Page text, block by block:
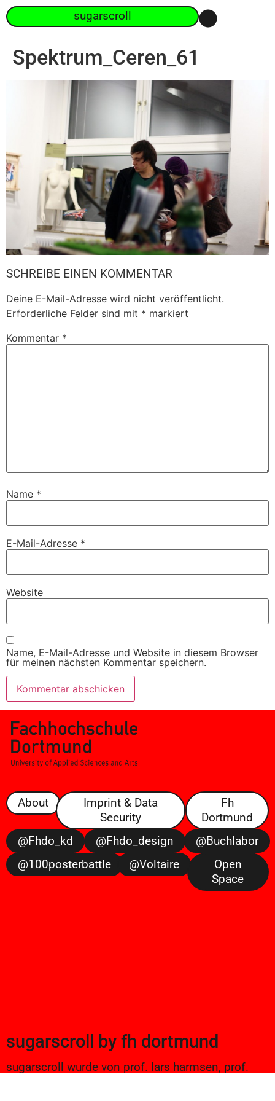
sugarscroll
Spektrum_Ceren_61
SCHREIBE EINEN KOMMENTAR
Deine E-Mail-Adresse wird nicht veröffentlicht.
Erforderliche Felder sind mit * markiert
Kommentar *
Name *
E-Mail-Adresse *
Website
Name, E-Mail-Adresse und Website in diesem Browser
für meinen nächsten Kommentar speichern.
About
Imprint & Data
Security
Fh
Dortmund
@fhdo_kd
@fhdo_design
@buchlabor
@100posterbattle
@voltaire
Open
Space
sugarscroll by fh dortmund
sugarscroll wurde von prof. lars harmsen, prof.